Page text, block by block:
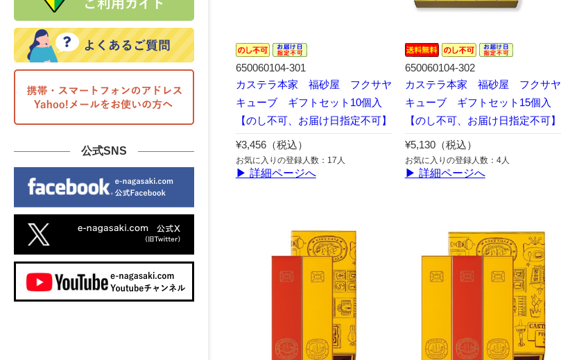
公式SNS
650060104-301
カステラ本家 福砂屋 フクサヤ
キューブ ギフトセット10個入
【のし不可、お届け日指定不可】
¥3,456（税込）
お気に入りの登録人数：17人
▶ 詳細ページへ
650060104-302
カステラ本家 福砂屋 フクサヤ
キューブ ギフトセット15個入
【のし不可、お届け日指定不可】
¥5,130（税込）
お気に入りの登録人数：4人
▶ 詳細ページへ